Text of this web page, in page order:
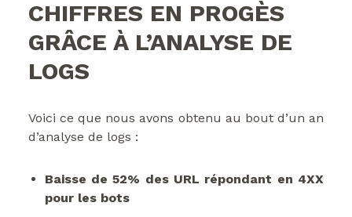
CHIFFRES EN PROGÈS
GRÂCE À L’ANALYSE DE
LOGS
Voici ce que nous avons obtenu au bout d’un an
d’analyse de logs :
Baisse de 52% des URL répondant en 4XX
pour les bots